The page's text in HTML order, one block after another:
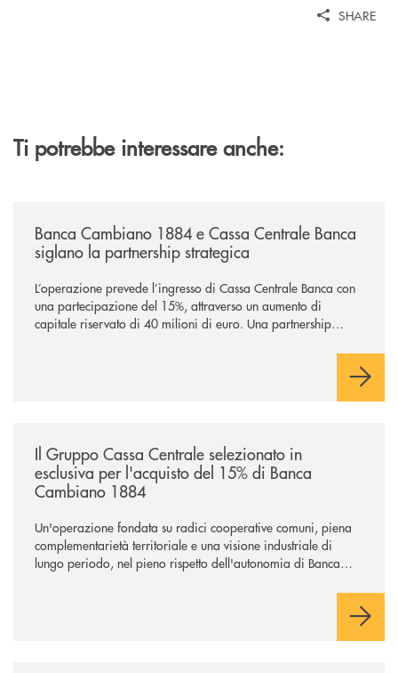
SHARE
Ti potrebbe interessare anche:
Banca Cambiano 1884 e Cassa Centrale Banca
siglano la partnership strategica
L’operazione prevede l’ingresso di Cassa Centrale Banca con
una partecipazione del 15%, attraverso un aumento di
capitale riservato di 40 milioni di euro. Una partnership
comuni e sulla prossimità ai territori, per ampliare l’offerta e
Il Gruppo Cassa Centrale selezionato in
esclusiva per l'acquisto del 15% di Banca
Cambiano 1884
Un'operazione fondata su radici cooperative comuni, piena
complementarietà territoriale e una visione industriale di
lungo periodo, nel pieno rispetto dell'autonomia di Banca
negoziazione esclusiva per la finalizzazione dell’operazione.